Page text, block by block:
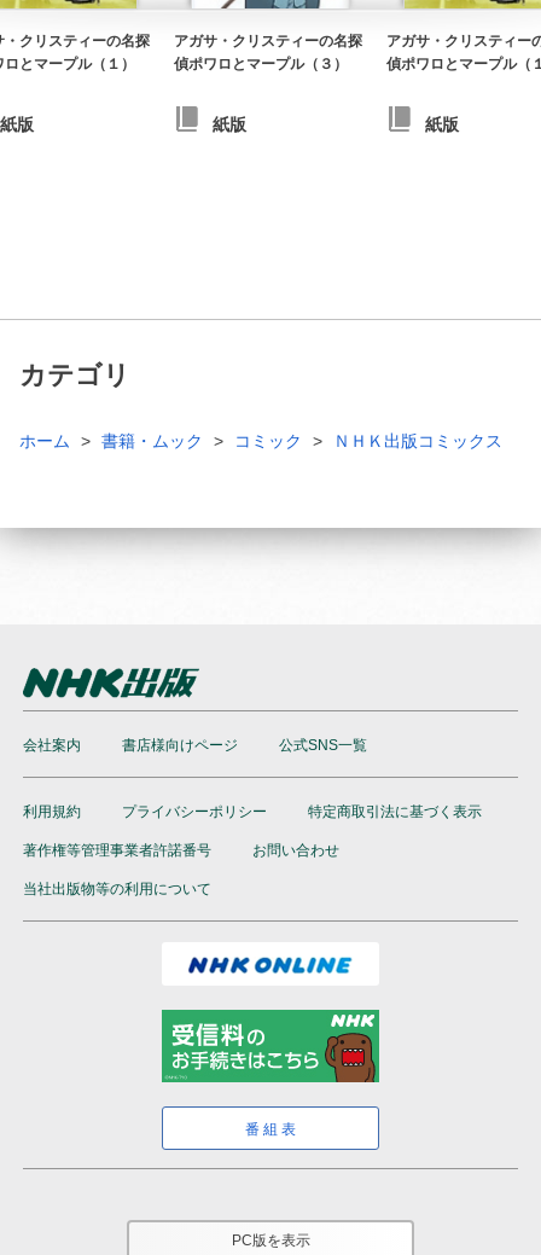
・クリスティーの名探
とマープル（１）
紙版
アガサ・クリスティーの名探
偵ポワロとマープル（３）
紙版
アガサ・クリスティー
偵ポワロとマープル（
紙版
カテゴリ
ホーム 書籍・ムック コミック ＮＨＫ出版コミックス
会社案内 書店様向けページ 公式SNS一覧
利用規約 プライバシーポリシー 特定商取引法に基づく表示
著作権等管理事業者許諾番号 お問い合わせ
当社出版物等の利用について
番組表
PC版を表示